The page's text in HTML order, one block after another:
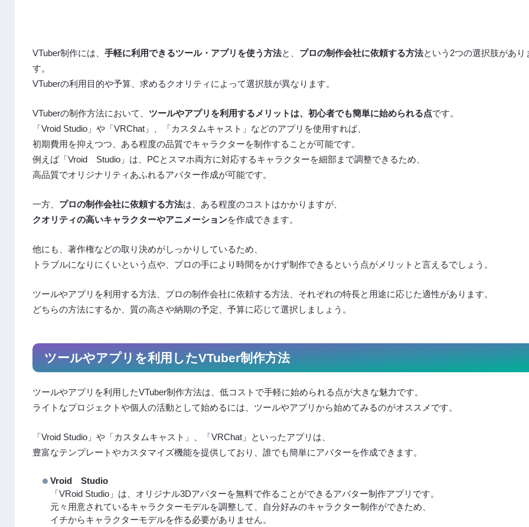
VTuber制作には、 手軽に利用できるツール・アプリを使う方法と、 プロの制作会社に依頼する方法という2つの選択肢があり
す。
VTuberの利用目的や予算、求めるクオリティによって選択肢が異なります。
VTuberの制作方法において、 ツールやアプリを利用するメリットは、初心者でも簡単に始められる点です。
「Vroid Studio」や「VRChat」、「カスタムキャスト」などのアプリを使用すれば、
初期費用を抑えつつ、ある程度の品質でキャラクターを制作することが可能です。
例えば「Vroid Studio」は、PCとスマホ両方に対応するキャラクターを細部まで調整できるため、
高品質でオリジナリティあふれるアバター作成が可能です。
一方、 プロの制作会社に依頼する方法は、ある程度のコストはかかりますが、
クオリティの高いキャラクターやアニメーションを作成できます。
他にも、著作権などの取り決めがしっかりしているため、
トラブルになりにくいという点や、プロの手により時間をかけず制作できるという点がメリットと言えるでしょう。
ツールやアプリを利用する方法、プロの制作会社に依頼する方法、それぞれの特長と用途に応じた適性があります。
どちらの方法にするか、質の高さや納期の予定、予算に応じて選択しましょう。
ツールやアプリを利用したVTuber制作方法
ツールやアプリを利用したVTuber制作方法は、低コストで手軽に始められる点が大きな魅力です。
ライトなプロジェクトや個人の活動として始めるには、ツールやアプリから始めてみるのがオススメです。
「Vroid Studio」や「カスタムキャスト」、「VRChat」といったアプリは、
豊富なテンプレートやカスタマイズ機能を提供しており、誰でも簡単にアバターを作成できます。
Vroid Studio
「VRoid Studio」は、オリジナル3Dアバターを無料で作ることができるアバター制作アプリです。
元々用意されているキャラクターモデルを調整して、自分好みのキャラクター制作ができため、
イチからキャラクターモデルを作る必要がありません。